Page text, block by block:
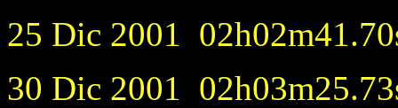
25 Dic 2001
30 Dic 2001